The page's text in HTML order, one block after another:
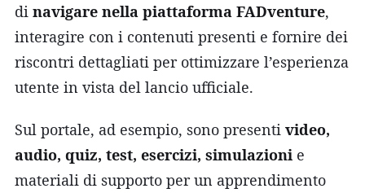
di navigare nella piattaforma FADventure,
interagire con i contenuti presenti e fornire dei
riscontri dettagliati per ottimizzare l’esperienza
utente in vista del lancio ufficiale.
Sul portale, ad esempio, sono presenti video,
audio, quiz, test, esercizi, simulazioni e
materiali di supporto per un apprendimento